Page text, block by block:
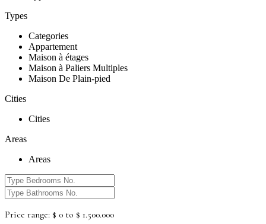
Types
Categories
Appartement
Maison à étages
Maison à Paliers Multiples
Maison De Plain-pied
Cities
Cities
Areas
Areas
Price range: $ 0 to $ 1.500.000